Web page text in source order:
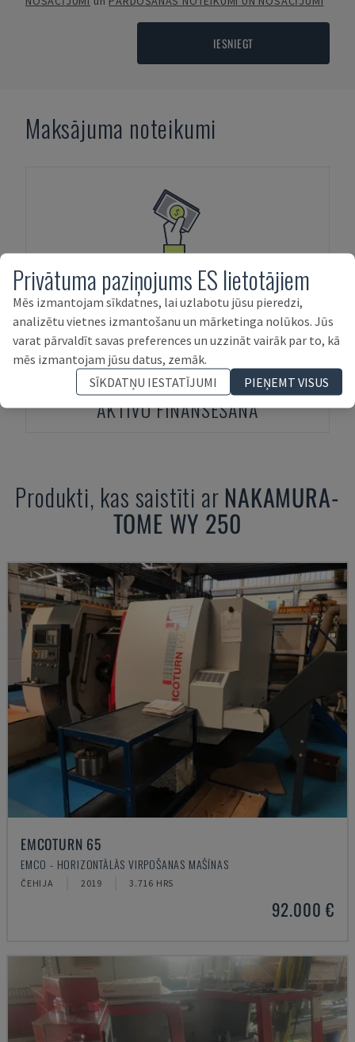
IESNIEGT
Maksājuma noteikumi
AVANSA MAKSĀJUMI
AKTĪVU FINANSĒŠANA
Produkti, kas saistīti ar NAKAMURA-
TOME WY 250
EMCOTURN 65
EMCO - HORIZONTĀLĀS VIRPOŠANAS MAŠĪNAS
ČEHIJA 2019 3.716 HRS
92.000 €
Privātuma paziņojums ES lietotājiem
Mēs izmantojam sīkdatnes, lai uzlabotu jūsu pieredzi,
analizētu vietnes izmantošanu un mārketinga nolūkos. Jūs
varat pārvaldīt savas preferences un uzzināt vairāk par to, kā
mēs izmantojam jūsu datus, zemāk.
SĪKDATŅU IESTATĪJUMI
PIEŅEMT VISUS